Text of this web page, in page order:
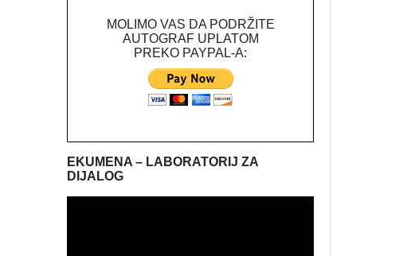
MOLIMO VAS DA PODRŽITE
AUTOGRAF UPLATOM
PREKO PAYPAL-A:
EKUMENA – LABORATORIJ ZA
DIJALOG